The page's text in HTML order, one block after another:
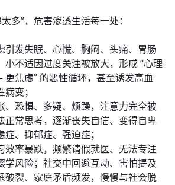
多”，危害渗透生活每一处：
引发失眠、心慌、胸闷、头痛、胃肠
小不适因过度关注被放大，形成 “心理
焦虑” 的恶性循环，甚至诱发高血
变；
、恐惧、多疑、烦躁，注意力完全被
正常思考，逐渐丧失自信、变得自卑
、抑郁症、强迫症；
效率暴跌，频繁请假就医、无法专注
学风险；社交中回避互动、害怕提及
破裂、家庭矛盾频发，慢慢与社会脱